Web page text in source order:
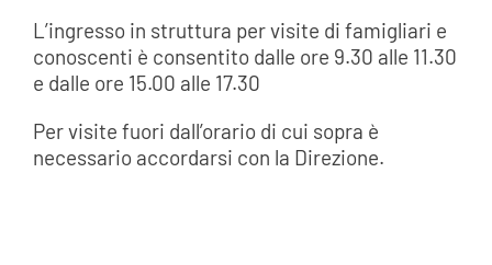
L’ingresso in struttura per visite di famigliari e
conoscenti è consentito dalle ore 9.30 alle 11.30
e dalle ore 15.00 alle 17.30
Per visite fuori dall’orario di cui sopra è
necessario accordarsi con la Direzione.